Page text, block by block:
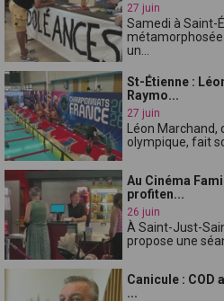
27 juin
Samedi à Saint-
un...
St-Étienne :
Raymo...
27 juin
Léon
olympique, fait
Au Cinéma
profiten...
26 juin
À Saint-Just-
propose une
Canicule : COD
...